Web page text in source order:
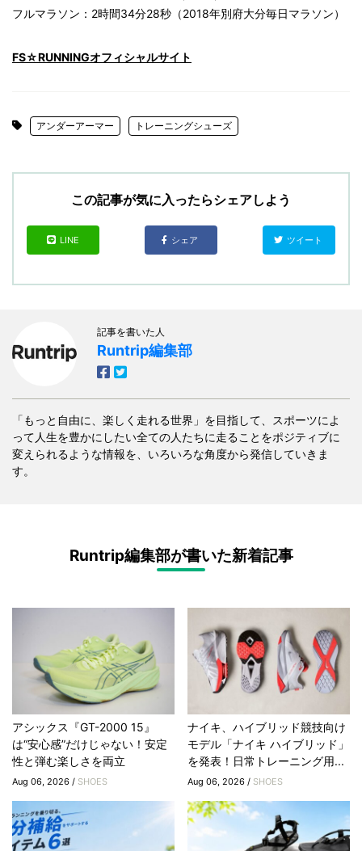
フルマラソン：2時間34分28秒（2018年別府大分毎日マラソン）
FS☆RUNNINGオフィシャルサイト
アンダーアーマー トレーニングシューズ
この記事が気に入ったらシェアしよう
LINE シェア ツイート
記事を書いた人
Runtrip編集部
「もっと自由に、楽しく走れる世界」を目指して、スポーツによ
って人生を豊かにしたい全ての人たちに走ることをポジティブに
変えられるような情報を、いろいろな角度から発信していきま
す。
Runtrip編集部が書いた新着記事
アシックス『GT-2000 15』
は“安心感”だけじゃない！安定
性と弾む楽しさを両立
Aug 06, 2026 / SHOES
ナイキ、ハイブリッド競技向け
モデル「ナイキ ハイブリッド」
を発表！日常トレーニング用...
Aug 06, 2026 / SHOES